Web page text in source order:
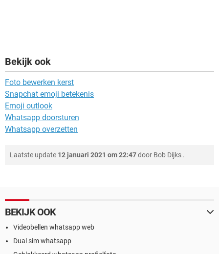
Bekijk ook
Foto bewerken kerst
Snapchat emoji betekenis
Emoji outlook
Whatsapp doorsturen
Whatsapp overzetten
Laatste update 12 januari 2021 om 22:47door Bob Dijks .
BEKIJK OOK
Videobellen whatsapp web
Dual sim whatsapp